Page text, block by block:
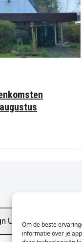
Om de beste
informatie over je
Up